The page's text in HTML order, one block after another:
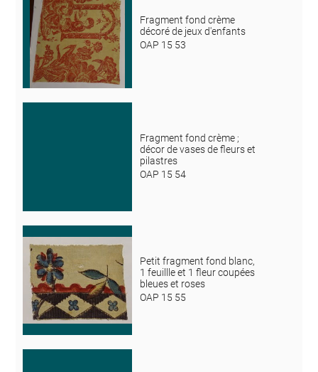
Fragment fond crème
décoré de jeux d'enfants
OAP 15 53
Fragment fond crème ;
décor de vases de fleurs et
pilastres
OAP 15 54
Petit fragment fond blanc,
1 feuillle et 1 fleur coupées
bleues et roses
OAP 15 55